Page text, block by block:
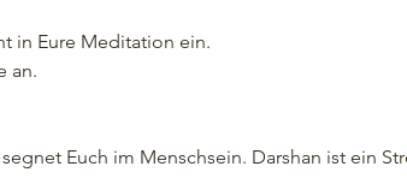
in Eure Meditation ein.
an.
Euch im Menschsein. Darshan ist ein